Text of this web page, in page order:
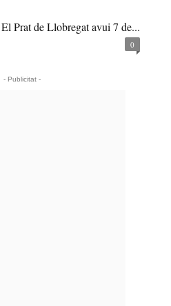
Prat de Llobregat avui 7 de...
0
- Publicitat -